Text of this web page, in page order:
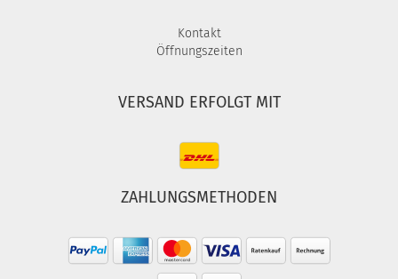
Kontakt
Öffnungszeiten
VERSAND ERFOLGT MIT
ZAHLUNGSMETHODEN